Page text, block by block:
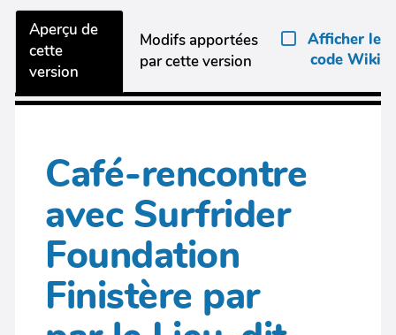
Aperçu de
cette
version
Modifs apportées
par cette version
Afficher le
code Wiki
Café-rencontre
avec Surfrider
Foundation
Finistère par